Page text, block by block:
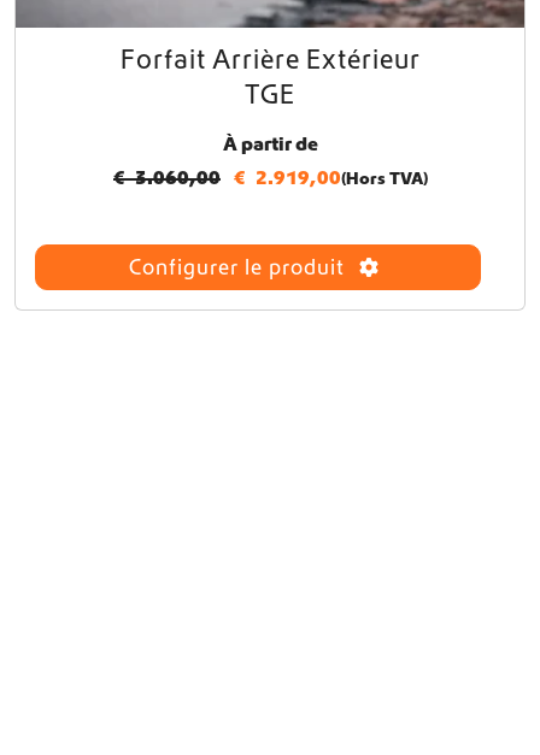
Forfait Arrière Extérieur
TGE
À partir de
€ 3.060,00 € 2.919,00(Hors TVA)
Configurer le produit